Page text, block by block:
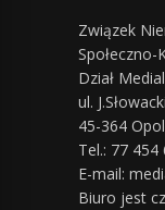
Związek
Społeczno-
Dział
ul.
45-364
Tel.: 77 454
E-mail:
Biuro jest